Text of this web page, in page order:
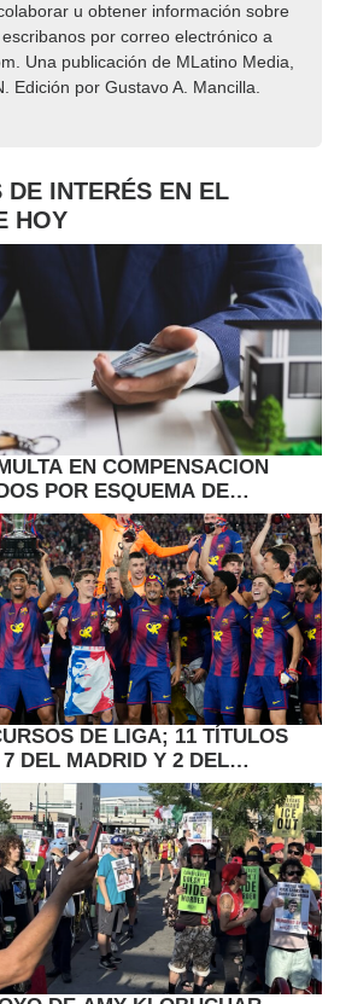
u obtener información sobre
por correo electrónico a
Una publicación de MLatino Media,
Edición por Gustavo A. Mancilla.
INTERÉS EN EL
HOY
EN COMPENSACION
POR ESQUEMA DE
DE LIGA; 11 TÍTULOS
DEL MADRID Y 2 DEL